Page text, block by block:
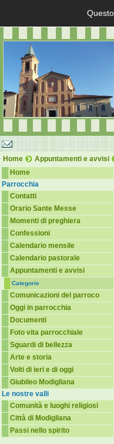
Home Appuntamenti e avvisi
Home
Parrocchia
Contatti
Orario Sante Messe
Momenti di preghiera
Confessioni
Calendario mensile
Calendario pastorale
Appuntamenti e avvisi
Categorie
Comunicazioni del parroco
Oggi in parrocchia
Documenti
Foto vita parrocchiale
Sguardi di bellezza
Arte e storia
Volti di ieri e di oggi
Giubileo Modigliana
Le nostre valli
Comunità e luoghi religiosi
Città di Modigliana
Passi nello spirito